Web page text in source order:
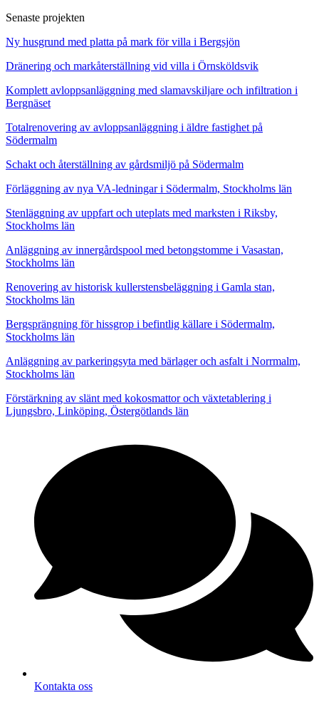
Senaste projekten
Ny husgrund med platta på mark för villa i Bergsjön
Dränering och markåterställning vid villa i Örnsköldsvik
Komplett avloppsanläggning med slamavskiljare och infiltration i
Bergnäset
Totalrenovering av avloppsanläggning i äldre fastighet på
Södermalm
Schakt och återställning av gårdsmiljö på Södermalm
Förläggning av nya VA-ledningar i Södermalm, Stockholms län
Stenläggning av uppfart och uteplats med marksten i Riksby,
Stockholms län
Anläggning av innergårdspool med betongstomme i Vasastan,
Stockholms län
Renovering av historisk kullerstensbeläggning i Gamla stan,
Stockholms län
Bergsprängning för hissgrop i befintlig källare i Södermalm,
Stockholms län
Anläggning av parkeringsyta med bärlager och asfalt i Norrmalm,
Stockholms län
Förstärkning av slänt med kokosmattor och växtetablering i
Ljungsbro, Linköping, Östergötlands län
Kontakta oss